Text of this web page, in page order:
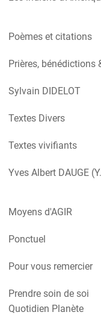
Poèmes et citations
Prières, bénédictions
Sylvain DIDELOT
Textes Divers
Textes vivifiants
Yves Albert DAUGE
Moyens d'AGIR
Ponctuel
Pour vous remercier
Prendre soin de soi
Quotidien Planète